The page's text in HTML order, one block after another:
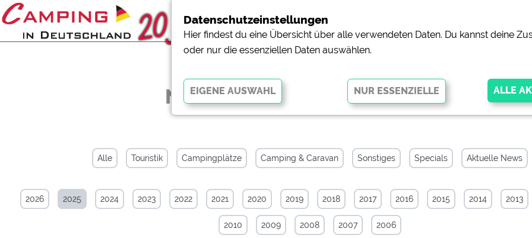
News-Archiv von August 2025
Alle Touristik Campingplätze Camping & Caravan Sonstiges Specials Aktuelle News
2026 2025 2024 2023 2022 2021 2020 2019 2018 2017 2016 2015 2014 2013
2010 2009 2008 2007 2006
Datenschutzeinstellungen
Hier findest du eine Übersicht über alle verwendeten Daten. Du kannst deine
oder nur die essenziellen Daten auswählen.
der Website dringend erforderlich. Ohne diese Cookies werden Teile der Website
funktionieren
Externe Medien
YouTube (Videos von Campingplätzen)
https://policies.google.com/privacy
Campingplatzvorschau (Vorschau der Internetseiten von
siehe Datenschutzerklärung des